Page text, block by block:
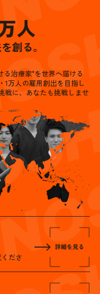
人
創る。
る治療家"を世界へ届ける
1万人の雇用創出を目指し
戦に、あなたも挑戦しませ
ださ